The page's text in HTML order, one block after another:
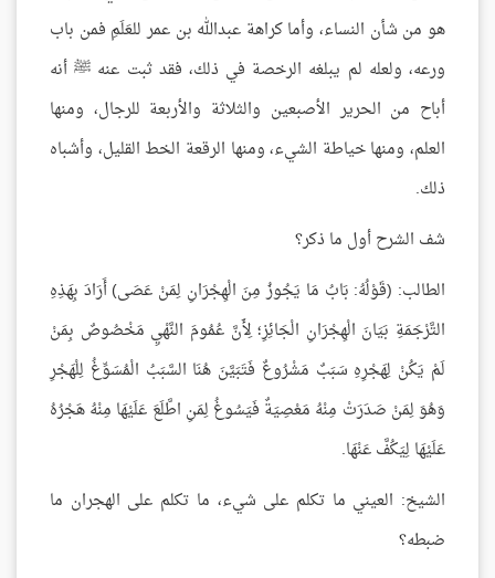
هو من شأن النساء، وأما كراهة عبدالله بن عمر للعَلَمِ فمن باب
ورعه، ولعله لم يبلغه الرخصة في ذلك، فقد ثبت عنه ﷺ أنه
أباح من الحرير الأصبعين والثلاثة والأربعة للرجال، ومنها
العلم، ومنها خياطة الشيء، ومنها الرقعة الخط القليل، وأشباه
ذلك.
شف الشرح أول ما ذكر؟
الطالب: (قَوْلُهُ: بَابُ مَا يَجُوزُ مِنَ الْهِجْرَانِ لِمَنْ عَصَى) أَرَادَ بِهَذِهِ
التَّرْجَمَةِ بَيَانَ الْهِجْرَانِ الْجَائِزِ؛ لِأَنَّ عُمُومَ النَّهْيِ مَخْصُوصٌ بِمَنْ
لَمْ يَكُنْ لِهَجْرِهِ سَبَبٌ مَشْرُوعٌ فَتَبَيَّنَ هُنَا السَّبَبُ الْمُسَوِّغُ لِلْهَجْرِ
وَهُوَ لِمَنْ صَدَرَتْ مِنْهُ مَعْصِيَةٌ فَيَسُوغُ لِمَنِ اطَّلَعَ عَلَيْهَا مِنْهُ هَجْرُهُ
عَلَيْهَا لِيَكُفَّ عَنْهَا.
الشيخ: العيني ما تكلم على شيء، ما تكلم على الهجران ما
ضبطه؟